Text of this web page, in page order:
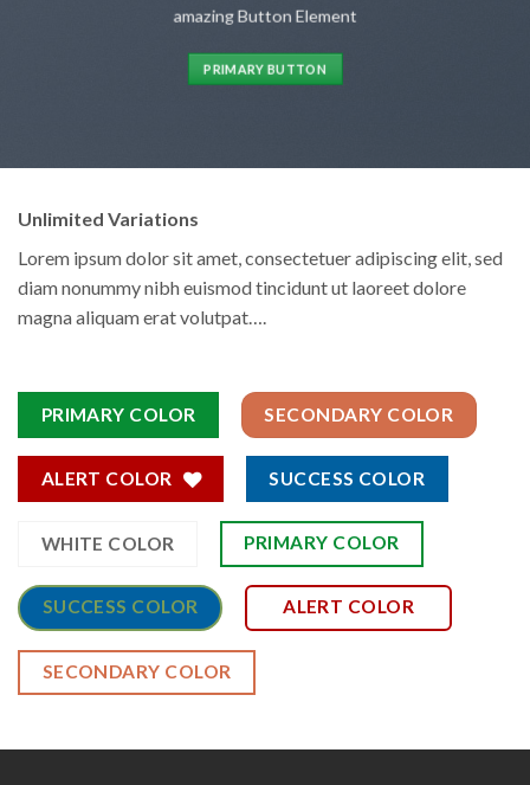
amazing Button Element
PRIMARY BUTTON
Unlimited Variations
Lorem ipsum dolor sit amet, consectetuer adipiscing elit, sed
diam nonummy nibh euismod tincidunt ut laoreet dolore
magna aliquam erat volutpat….
PRIMARY COLOR SECONDARY COLOR
ALERT COLOR SUCCESS COLOR
WHITE COLOR PRIMARY COLOR
SUCCESS COLOR ALERT COLOR
SECONDARY COLOR